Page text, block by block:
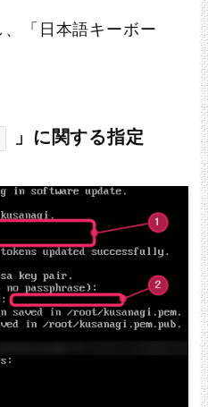
「日本語キーボー
」に関する指定